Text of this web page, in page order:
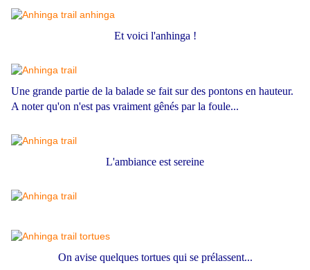
Et voici l'anhinga !
Une grande partie de la balade se fait sur des pontons en hauteur.
A noter qu'on n'est pas vraiment gênés par la foule...
L'ambiance est sereine
On avise quelques tortues qui se prélassent...